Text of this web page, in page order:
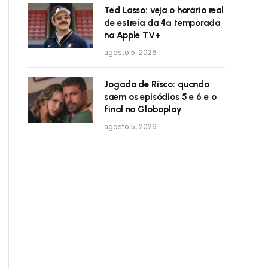
Ted Lasso: veja o horário real
de estreia da 4ª temporada
na Apple TV+
agosto 5, 2026
Jogada de Risco: quando
saem os episódios 5 e 6 e o
final no Globoplay
agosto 5, 2026